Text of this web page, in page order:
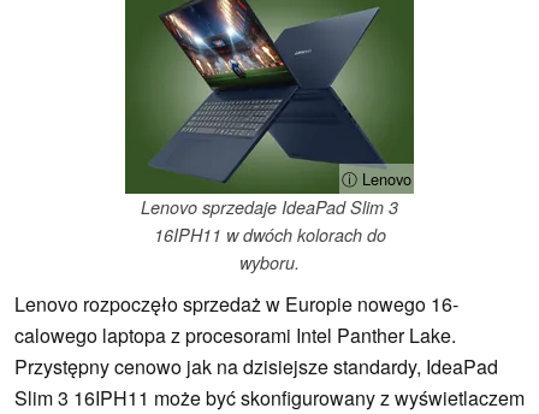
ⓘ Lenovo
Lenovo sprzedaje IdeaPad Slim 3
16IPH11 w dwóch kolorach do
wyboru.
Lenovo rozpoczęło sprzedaż w Europie nowego 16-
calowego laptopa z procesorami Intel Panther Lake.
Przystępny cenowo jak na dzisiejsze standardy, IdeaPad
Slim 3 16IPH11 może być skonfigurowany z wyświetlaczem